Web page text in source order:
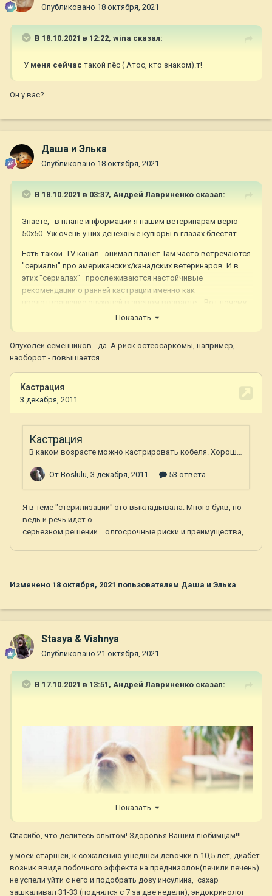
Опубликовано 18 октября, 2021
В 18.10.2021 в 12:22, wina сказал:
У меня сейчас такой пёс ( Атос, кто знаком).т!
Он у вас?
Даша и Элька
Опубликовано 18 октября, 2021
В 18.10.2021 в 03:37, Андрей Лавриненко сказал:
Знаете, в плане информации я нашим ветеринарам верю
50х50. Уж очень у них денежные купюры в глазах блестят.
Есть такой TV канал - энимал планет.Там часто встречаются
"сериалы" про американских/канадских ветеринаров. И в
этих "сериалах" прослеживаются настойчивые
рекомендации о ранней кастрации именно как
предотвращение опухолей в зрелом возрасте. Вот почему-
Показать
Опухолей семенников - да. А риск остеосаркомы, например,
наоборот - повышается.
Изменено 18 октября, 2021 пользователем Даша и Элька
Stasya & Vishnya
Опубликовано 21 октября, 2021
В 17.10.2021 в 13:51, Андрей Лавриненко сказал:
Показать
Спасибо, что делитесь опытом! Здоровья Вашим любимцам!!!
у моей старшей, к сожалению ушедшей девочки в 10,5 лет, диабет
возник ввиде побочного эффекта на преднизолон(лечили печень)
не успели уйти с него и подобрать дозу инсулина, сахар
зашкаливал 31-33 (поднялся с 7 за две недели), эндокринолог